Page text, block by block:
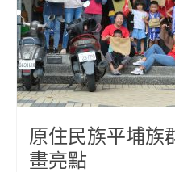
原住民族平埔族
畫亮點